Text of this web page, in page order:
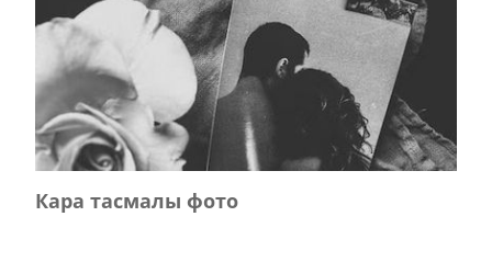
Кара тасмалы фото